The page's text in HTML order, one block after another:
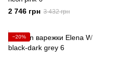
2 746 грн 3 432 грн
−20%